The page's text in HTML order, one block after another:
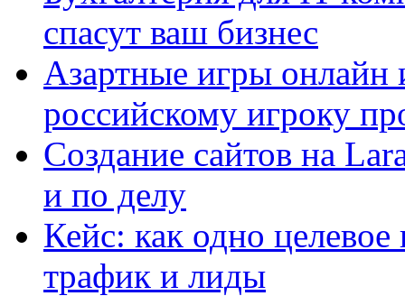
спасут ваш бизнес
Азартные игры онлайн
российскому игроку
Создание сайтов на
и по делу
Кейс: как одно
трафик и лиды